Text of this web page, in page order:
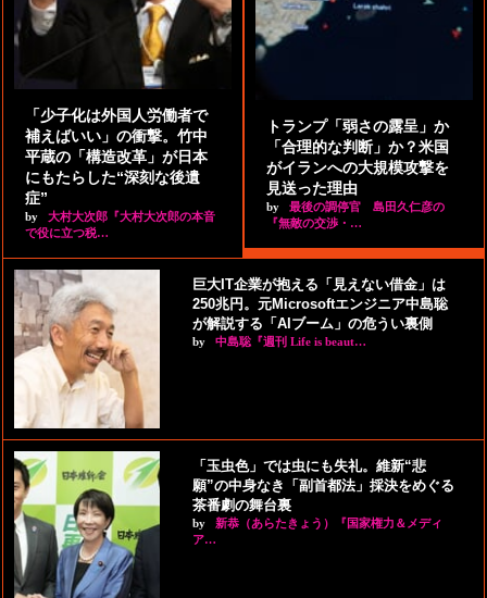
「少子化は外国人労働者で
補えばいい」の衝撃。竹中
平蔵の「構造改革」が日本
にもたらした“深刻な後遺
症”
by
大村大次郎『大村大次郎の本音
で役に立つ税…
トランプ「弱さの露呈」か
「合理的な判断」か？米国
がイランへの大規模攻撃を
見送った理由
by
最後の調停官 島田久仁彦の
『無敵の交渉・…
巨大IT企業が抱える「見えない借金」は
250兆円。元Microsoftエンジニア中島聡
が解説する「AIブーム」の危うい裏側
by 中島聡『週刊 Life is beaut…
「玉虫色」では虫にも失礼。維新“悲
願”の中身なき「副首都法」採決をめぐる
茶番劇の舞台裏
by
新恭（あらたきょう）『国家権力＆メディ
ア…